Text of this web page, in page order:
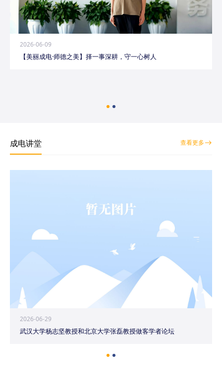
2026-06-09
【美丽成电·师德之美】择一事深耕，守一心树人
成电讲堂 查看更多
2026-06-29
武汉大学杨志坚教授和北京大学张磊教授做客学者论坛